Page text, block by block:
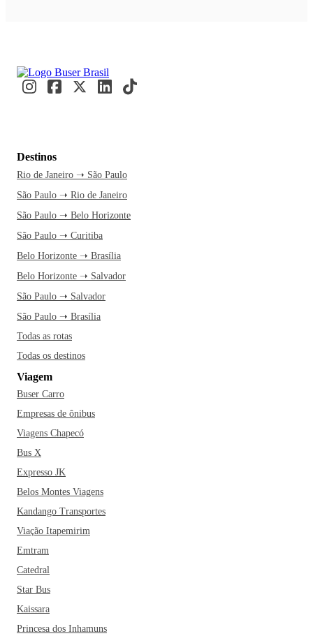
Destinos
Rio de Janeiro ➝ São Paulo
São Paulo ➝ Rio de Janeiro
São Paulo ➝ Belo Horizonte
São Paulo ➝ Curitiba
Belo Horizonte ➝ Brasília
Belo Horizonte ➝ Salvador
São Paulo ➝ Salvador
São Paulo ➝ Brasília
Todas as rotas
Todas os destinos
Viagem
Buser Carro
Empresas de ônibus
Viagens Chapecó
Bus X
Expresso JK
Belos Montes Viagens
Kandango Transportes
Viação Itapemirim
Emtram
Catedral
Star Bus
Kaissara
Princesa dos Inhamuns